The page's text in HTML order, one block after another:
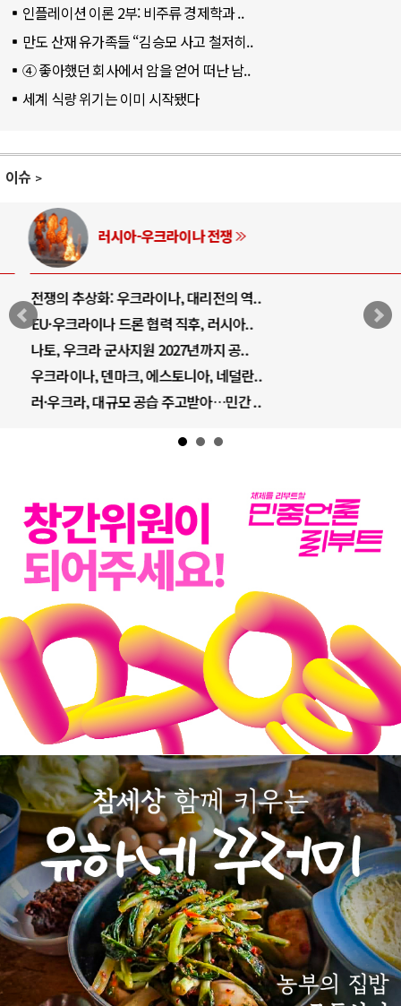
인플레이션 이론 2부: 비주류 경제학과 ..
만도 산재 유가족들 “김승모 사고 철저히..
④ 좋아했던 회사에서 암을 얻어 떠난 남..
세계 식량 위기는 이미 시작됐다
이슈
러시아-우크라이나 전쟁
전쟁의 추상화: 우크라이나, 대리전의 역..
EU·우크라이나 드론 협력 직후, 러시아..
나토, 우크라 군사지원 2027년까지 공..
우크라이나, 덴마크, 에스토니아, 네덜란..
러·우크라, 대규모 공습 주고받아…민간 ..